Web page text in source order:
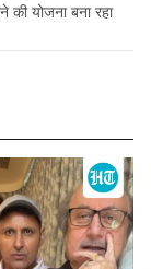
योजना बना रहा